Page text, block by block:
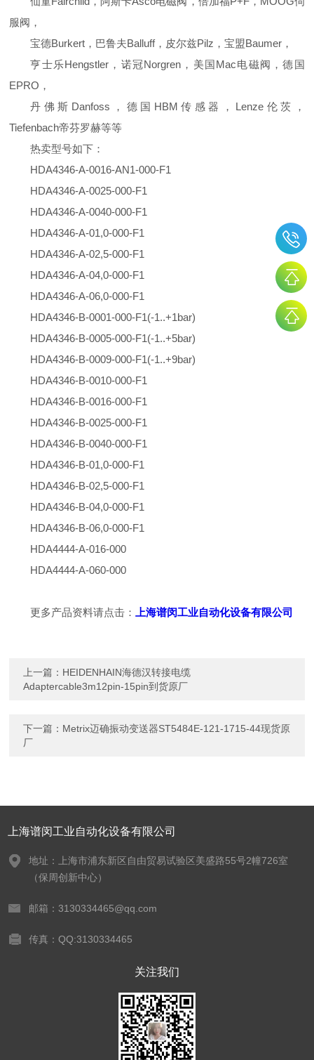
服阀，
宝德Burkert，巴鲁夫Balluff，皮尔兹Pilz，宝盟Baumer，
亨士乐Hengstler，诺冠Norgren，美国Mac电磁阀，德国
EPRO，
丹佛斯Danfoss，德国HBM传感器，Lenze伦茨，
Tiefenbach帝芬罗赫等等
热卖型号如下：
HDA4346-A-0016-AN1-000-F1
HDA4346-A-0025-000-F1
HDA4346-A-0040-000-F1
HDA4346-A-01,0-000-F1
HDA4346-A-02,5-000-F1
HDA4346-A-04,0-000-F1
HDA4346-A-06,0-000-F1
HDA4346-B-0001-000-F1(-1..+1bar)
HDA4346-B-0005-000-F1(-1..+5bar)
HDA4346-B-0009-000-F1(-1..+9bar)
HDA4346-B-0010-000-F1
HDA4346-B-0016-000-F1
HDA4346-B-0025-000-F1
HDA4346-B-0040-000-F1
HDA4346-B-01,0-000-F1
HDA4346-B-02,5-000-F1
HDA4346-B-04,0-000-F1
HDA4346-B-06,0-000-F1
HDA4444-A-016-000
HDA4444-A-060-000
更多产品资料请点击： 上海谱闵工业自动化设备有限公司
上一篇： HEIDENHAIN海德汉转接电缆
Adaptercable3m12pin-15pin到货原厂
下一篇： Metrix迈确振动变送器ST5484E-121-1715-44现货原
厂
上海谱闵工业自动化设备有限公司
地址：上海市浦东新区自由贸易试验区美盛路55号2幢726室
（保周创新中心）
邮箱：3130334465@qq.com
传真：QQ:3130334465
关注我们